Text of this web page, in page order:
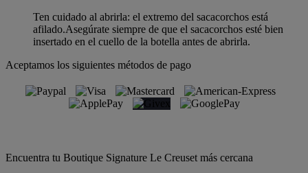
Ten cuidado al abrirla: el extremo del sacacorchos está
afilado.Asegúrate siempre de que el sacacorchos esté bien
insertado en el cuello de la botella antes de abrirla.
Aceptamos los siguientes métodos de pago
Encuentra tu Boutique Signature Le Creuset más cercana